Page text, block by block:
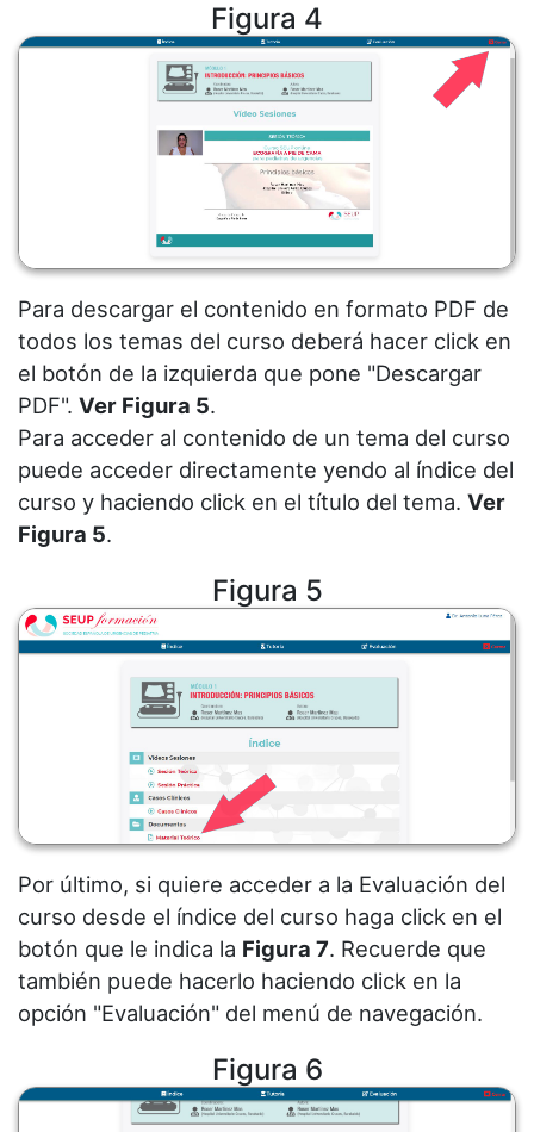
Figura 4
Para descargar el contenido en formato PDF de
todos los temas del curso deberá hacer click en
el botón de la izquierda que pone "Descargar
PDF". Ver Figura 5.
Para acceder al contenido de un tema del curso
puede acceder directamente yendo al índice del
curso y haciendo click en el título del tema. Ver
Figura 5.
Figura 5
Por último, si quiere acceder a la Evaluación del
curso desde el índice del curso haga click en el
botón que le indica la Figura 7. Recuerde que
también puede hacerlo haciendo click en la
opción "Evaluación" del menú de navegación.
Figura 6